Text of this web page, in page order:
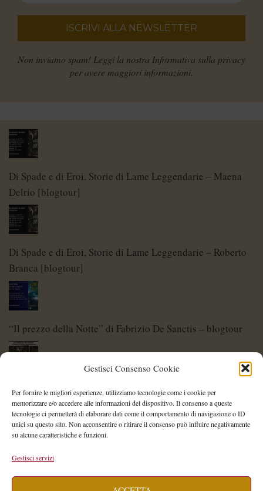
Gestisci Consenso Cookie
Per fornire le migliori esperienze, utilizziamo tecnologie come i cookie per
memorizzare e/o accedere alle informazioni del dispositivo. Il consenso a queste
tecnologie ci permetterà di elaborare dati come il comportamento di navigazione o ID
unici su questo sito. Non acconsentire o ritirare il consenso può influire negativamente
su alcune caratteristiche e funzioni.
Gestisci servizi
Non inviamo spam! Leggi la nostra Informativa sulla privacy
per avere maggiori informazioni.
Di Spade e di Eroi, Storie di Lame Leggendarie – Maena
Delrio [blogtour]
Di Spade e di Eroi, Storie di Lame Leggendarie – Roberto
Branca [blogtour]
“Il prezzo della Notte” di Fabrizio De Sanctis – blogtour
Di Spade e di Eroi – Storie di Lame Leggendarie